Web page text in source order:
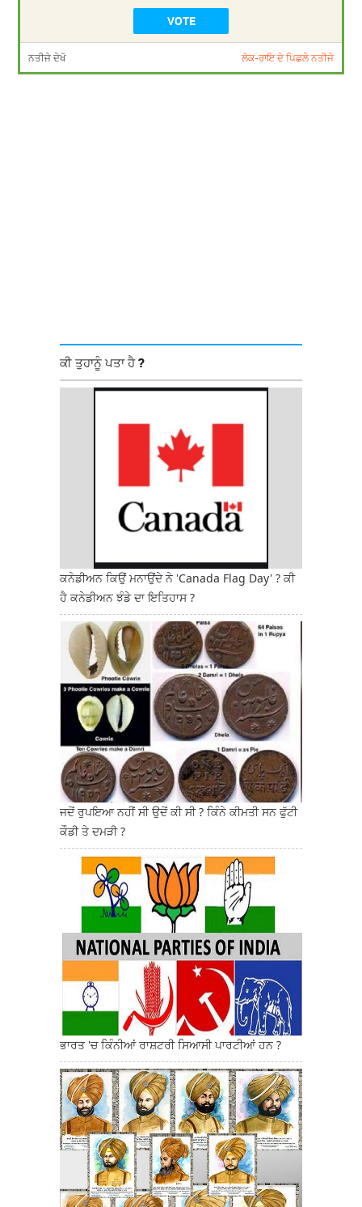
ਨਤੀਜੇ ਦੇਖੋ ਲੋਕ-ਰਾਇ ਦੇ ਪਿਛਲੇ ਨਤੀਜੇ
ਕੀ ਤੁਹਾਨੂੰ ਪਤਾ ਹੈ ?
ਕਨੇਡੀਅਨ ਕਿਉਂ ਮਨਾਉਂਦੇ ਨੇ 'Canada Flag Day' ? ਕੀ
ਹੈ ਕਨੇਡੀਅਨ ਝੰਡੇ ਦਾ ਇਤਿਹਾਸ ?
ਜਦੋਂ ਰੁਪਇਆ ਨਹੀਂ ਸੀ ਉਦੋਂ ਕੀ ਸੀ ? ਕਿੰਨੇ ਕੀਮਤੀ ਸਨ ਫੁੱਟੀ
ਕੌਡੀ ਤੇ ਦਮੜੀ ?
ਭਾਰਤ 'ਚ ਕਿੰਨੀਆਂ ਰਾਸ਼ਟਰੀ ਸਿਆਸੀ ਪਾਰਟੀਆਂ ਹਨ ?